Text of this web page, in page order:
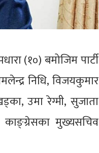
(१०) बमोजिम पार्टी
निधि, विजयकुमार
उमा रेग्मी, सुजाता
काङ्ग्रेसका मुख्यसचिव